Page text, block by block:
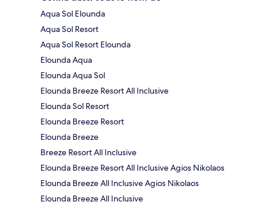
Aqua Sol Elounda
Aqua Sol Resort
Aqua Sol Resort Elounda
Elounda Aqua
Elounda Aqua Sol
Elounda Breeze Resort All Inclusive
Elounda Sol Resort
Elounda Breeze Resort
Elounda Breeze
Breeze Resort All Inclusive
Elounda Breeze Resort All Inclusive Agios Nikolaos
Elounda Breeze All Inclusive Agios Nikolaos
Elounda Breeze All Inclusive